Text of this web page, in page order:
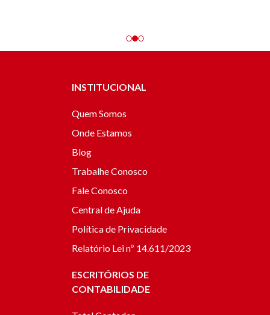
INSTITUCIONAL
Quem Somos
Onde Estamos
Blog
Trabalhe Conosco
Fale Conosco
Central de Ajuda
Política de Privacidade
Relatório Lei nº 14.611/2023
ESCRITÓRIOS DE
CONTABILIDADE